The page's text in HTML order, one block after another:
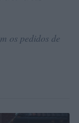
os pedidos de